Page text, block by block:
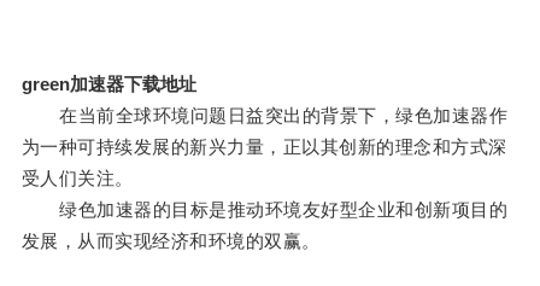
green加速器下载地址
在当前全球环境问题日益突出的背景下，绿色加速器作
为一种可持续发展的新兴力量，正以其创新的理念和方式深
受人们关注。
绿色加速器的目标是推动环境友好型企业和创新项目的
发展，从而实现经济和环境的双赢。